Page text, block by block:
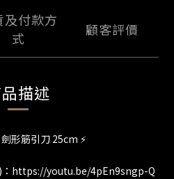
及付款方
式
顧客評價
描述
形筋引刀 25cm ⚡
：https://youtu.be/4pEn9sngp-Q